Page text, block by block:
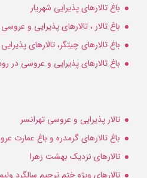
باغ تالارهای پذیرایی شهریار
باغ تالار ، تالارهای پذیرایی و
باغ تالارهای چیتگر، تالارهای
باغ تالارهای پذیرایی و عروسی
تالار پذیرایی و عروسی تهرانسر
باغ تالارهای گرمدره و باغ عمارت
تالارهای نزدیک بهشت زهرا
تالارهای ویژه ختم ترحیم سالگرد